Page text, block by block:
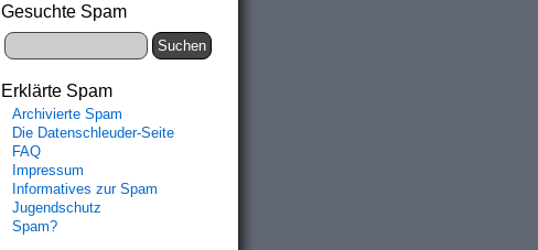
Gesuchte Spam
Erklärte Spam
Archivierte Spam
Die Datenschleuder-Seite
FAQ
Impressum
Informatives zur Spam
Jugendschutz
Spam?